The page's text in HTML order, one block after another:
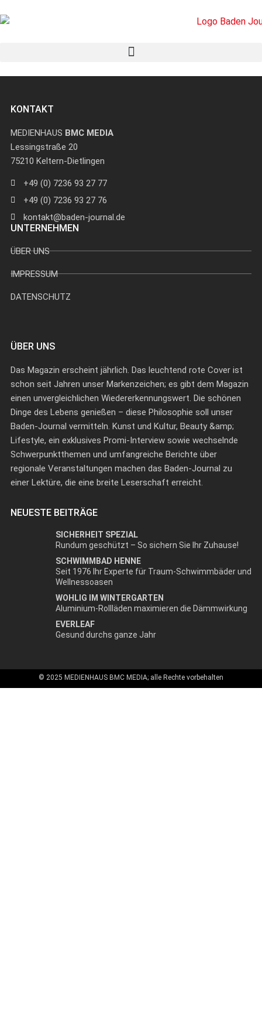
KONTAKT
MEDIENHAUS BMC MEDIA
Lessingstraße 20
75210 Keltern-Dietlingen
+49 (0) 7236 93 27 77
+49 (0) 7236 93 27 76
kontakt@baden-journal.de
UNTERNEHMEN
ÜBER UNS
IMPRESSUM
DATENSCHUTZ
ÜBER UNS
Das Magazin erscheint jährlich. Das leuchtend rote Cover ist
schon seit Jahren unser Markenzeichen; es gibt dem Magazin
einen unvergleichlichen Wiedererkennungswert. Die schönen
Dinge des Lebens genießen – diese Philosophie soll unser
Baden-Journal vermitteln. Kunst und Kultur, Beauty &amp;
Lifestyle, ein exklusives Promi-Interview sowie wechselnde
Schwerpunktthemen und umfangreiche Berichte über
regionale Veranstaltungen machen das Baden-Journal zu
einer Lektüre, die eine breite Leserschaft erreicht.
NEUESTE BEITRÄGE
SICHERHEIT SPEZIAL
Rundum geschützt – So sichern Sie Ihr Zuhause!
SCHWIMMBAD HENNE
Seit 1976 Ihr Experte für Traum-Schwimmbäder und
Wellnessoasen
WOHLIG IM WINTERGARTEN
Aluminium-Rollläden maximieren die Dämmwirkung
EVERLEAF
Gesund durchs ganze Jahr
© 2025 MEDIENHAUS BMC MEDIA; alle Rechte vorbehalten